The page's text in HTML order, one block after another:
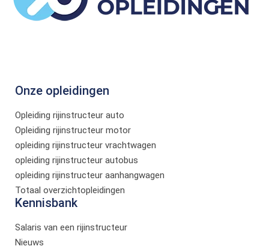
Onze opleidingen
Opleiding rijinstructeur auto
Opleiding rijinstructeur motor
opleiding rijinstructeur vrachtwagen
opleiding rijinstructeur autobus
opleiding rijinstructeur aanhangwagen
Totaal overzichtopleidingen
Kennisbank
Salaris van een rijinstructeur
Nieuws